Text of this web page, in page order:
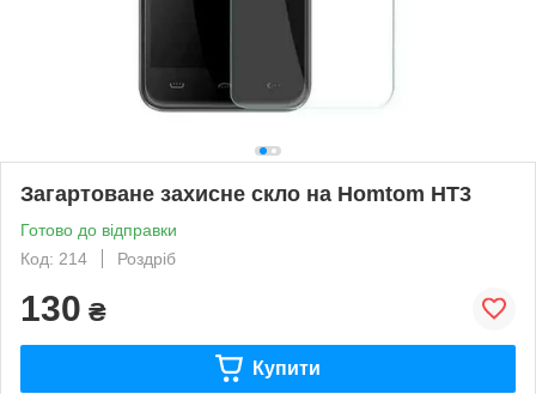
Загартоване захисне скло на Homtom HT3
Готово до відправки
Код: 214
Роздріб
130 ₴
Купити